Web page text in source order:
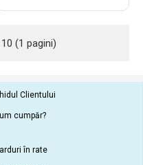
(1 pagini)
Clientului
cumpăr?
în rate